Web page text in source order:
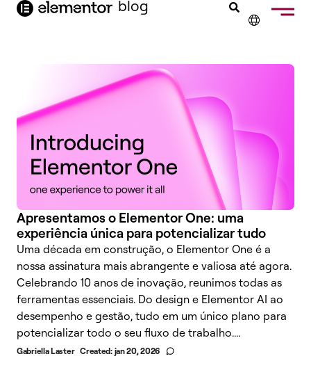
conteúdo
blog
ENGLISH
NEDERLANDS
DEUTSCH
ESPAÑOL
ITALIANO
Apresentamos o Elementor One: uma
experiência única para potencializar tudo
Uma década em construção, o Elementor One é a
nossa assinatura mais abrangente e valiosa até agora.
Celebrando 10 anos de inovação, reunimos todas as
ferramentas essenciais. Do design e Elementor AI ao
desempenho e gestão, tudo em um único plano para
potencializar todo o seu fluxo de trabalho....
Gabriella Laster Created: jan 20, 2026